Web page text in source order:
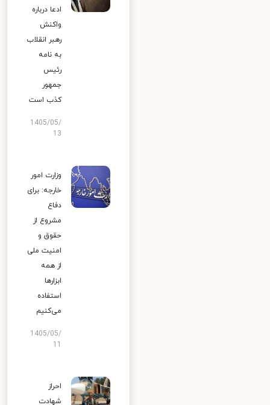
ادعا درباره
واکنش
رهبر انقلاب
به نامه
رئیس
جمهور
کذب است
1405/05/
13
وزارت امور
خارجه: برای
دفاع
مشروع از
حقوق و
امنیت ملی
از همه
ابزارها
استفاده
می‌کنیم
1405/05/
احراز
شهادت